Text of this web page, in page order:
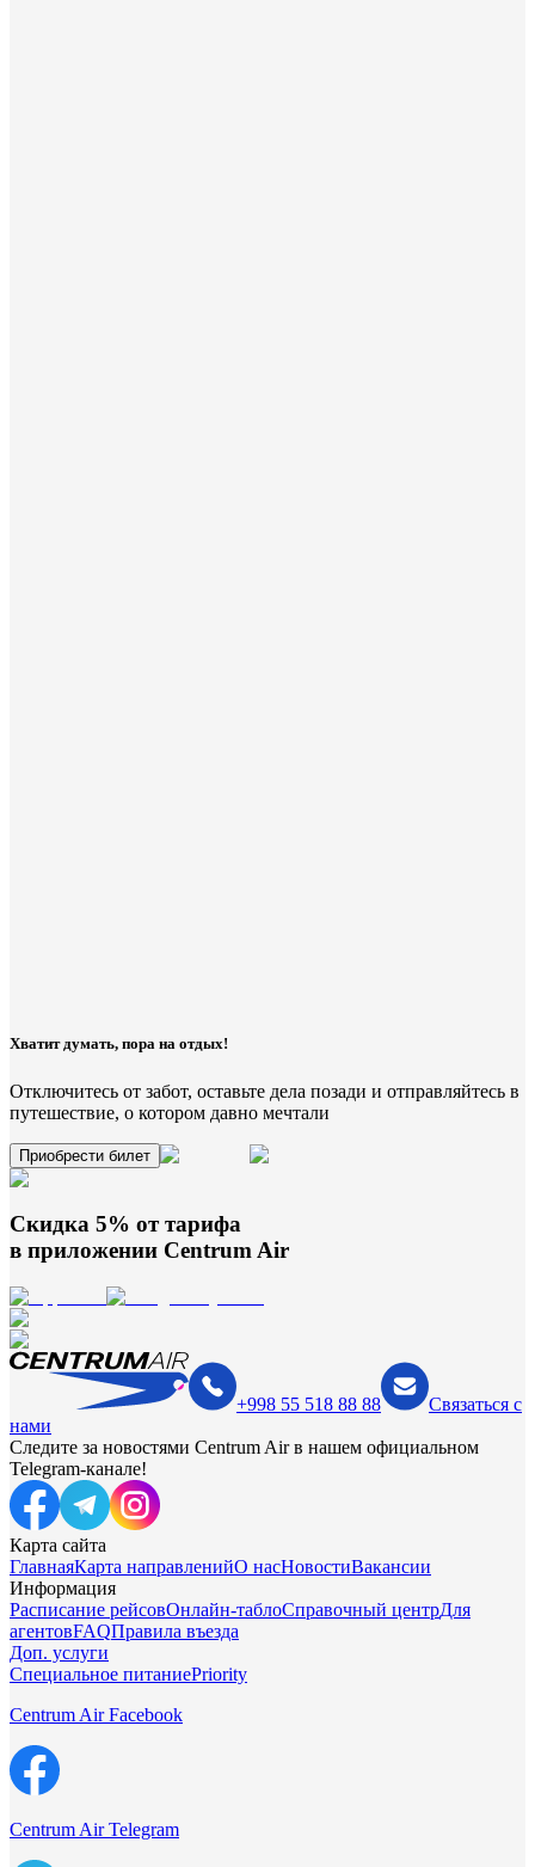
Хватит думать, пора на отдых!
Отключитесь от забот, оставьте дела позади и отправляйтесь в
путешествие, о котором давно мечтали
Приобрести билет
Скидка 5% от тарифа
в приложении Centrum Air
+998 55 518 88 88
Связаться с
нами
Следите за новостями Centrum Air в нашем официальном
Telegram-канале!
Карта сайта
ГлавнаяКарта направленийО насНовостиВакансии
Информация
Расписание рейсовОнлайн-таблоСправочный центрДля
агентовFAQПравила въезда
Доп. услуги
Специальное питаниеPriority
Centrum Air Facebook
Centrum Air Telegram